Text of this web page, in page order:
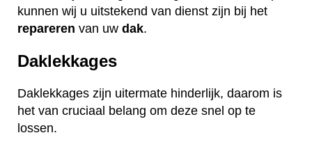
kunnen wij u uitstekend van dienst zijn bij het
repareren van uw dak.
Daklekkages
Daklekkages zijn uitermate hinderlijk, daarom is
het van cruciaal belang om deze snel op te
lossen.